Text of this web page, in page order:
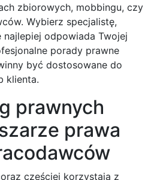
zbiorowych, mobbingu, czy
Wybierz specjalistę,
odpowiada Twojej
porady prawne
być dostosowane do
klienta.
prawnych
prawa
częściej korzystają z